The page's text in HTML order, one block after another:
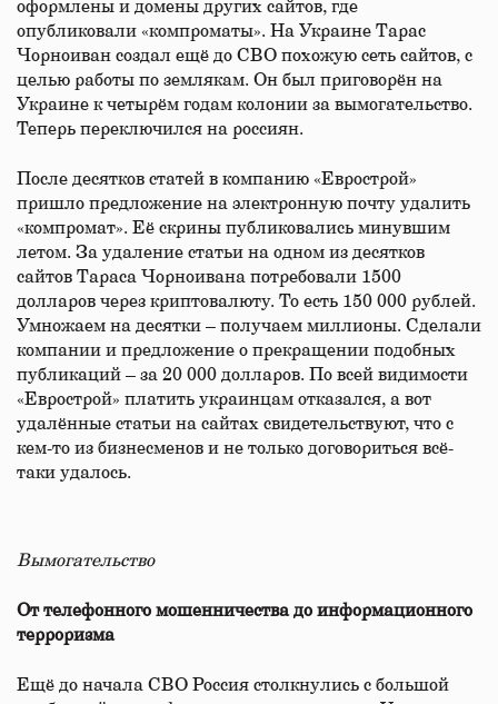
оформлены и домены других сайтов, где
опубликовали «компроматы». На Украине Тарас
Чорноиван создал ещё до СВО похожую сеть сайтов, с
целью работы по землякам. Он был приговорён на
Украине к четырём годам колонии за вымогательство.
Теперь переключился на россиян.
После десятков статей в компанию «Еврострой»
пришло предложение на электронную почту удалить
«компромат». Её скрины публиковались минувшим
летом. За удаление статьи на одном из десятков
сайтов Тараса Чорноивана потребовали 1500
долларов через криптовалюту. То есть 150 000 рублей.
Умножаем на десятки – получаем миллионы. Сделали
компании и предложение о прекращении подобных
публикаций – за 20 000 долларов. По всей видимости
«Еврострой» платить украинцам отказался, а вот
удалённые статьи на сайтах свидетельствуют, что с
кем-то из бизнесменов и не только договориться всё-
таки удалось.
Вымогательство
От телефонного мошенничества до информационного
терроризма
Ещё до начала СВО Россия столкнулись с большой